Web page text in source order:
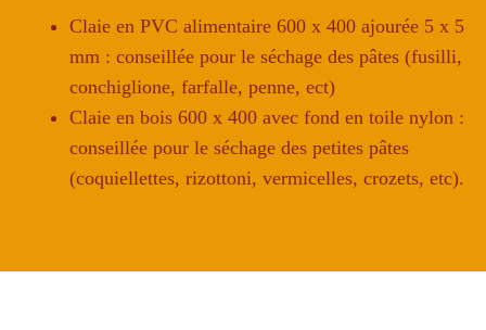
Claie en PVC alimentaire 600 x 400 ajourée 5 x 5
mm : conseillée pour le séchage des pâtes (fusilli,
conchiglione, farfalle, penne, ect)
Claie en bois 600 x 400 avec fond en toile nylon :
conseillée pour le séchage des petites pâtes
(coquiellettes, rizottoni, vermicelles, crozets, etc).